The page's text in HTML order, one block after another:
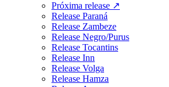
Próxima release ↗
Release Paraná
Release Zambeze
Release Negro/Purus
Release Tocantins
Release Inn
Release Volga
Release Hamza